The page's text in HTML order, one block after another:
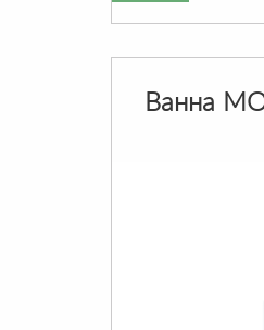
Ванна